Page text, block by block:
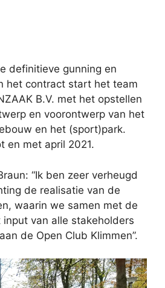
definitieve gunning en
het contract start het team
B.V. met het opstellen
en voorontwerp van het
en het (sport)park.
en met april 2021.
“Ik ben zeer verheugd
de realisatie van de
waarin we samen met de
van alle stakeholders
de Open Club Klimmen”.